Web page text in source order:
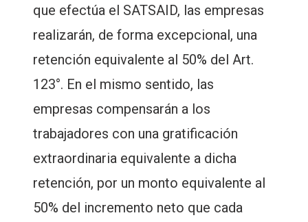
que efectúa el SATSAID, las empresas
realizarán, de forma excepcional, una
retención equivalente al 50% del Art.
123°. En el mismo sentido, las
empresas compensarán a los
trabajadores con una gratificación
extraordinaria equivalente a dicha
retención, por un monto equivalente al
50% del incremento neto que cada